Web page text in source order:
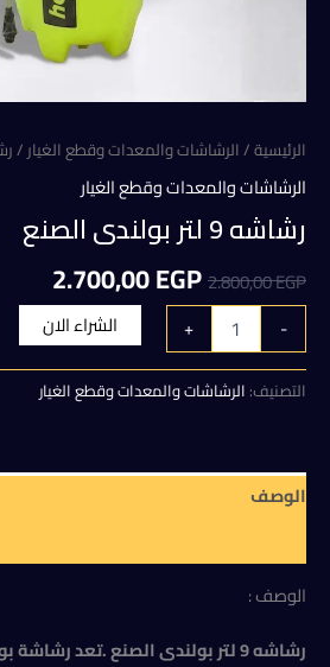
الرئيسية/الرشاشات والمعدات وقطع الغيار / رشاشه
الرشاشات والمعدات وقطع الغيار
رشاشه 9 لتر بولندى الصنع
2.800,00EGP
السعر
الأصلي
هو:
2.800,00 EGP.
2.700,00EGP
الحالي
هو:
EGP.
-
كمية
رشاشه
9
لتر
+ الشراء الان
التصنيف: الرشاشات والمعدات وقطع الغيار
الوصف
الوصف :
رشاشه 9 لتر بولندى الصنع .تعد